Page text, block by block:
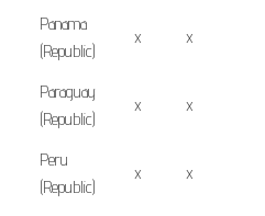
Panama
(Republic)
x x
Paraguay
(Republic)
x x
Peru
(Republic)
x x